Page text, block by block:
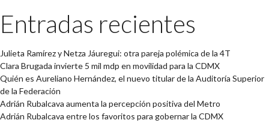
Entradas recientes
Julieta Ramírez y Netza Jáuregui: otra pareja polémica de la 4T
Clara Brugada invierte 5 mil mdp en movilidad para la CDMX
Quién es Aureliano Hernández, el nuevo titular de la Auditoría Superior
de la Federación
Adrián Rubalcava aumenta la percepción positiva del Metro
Adrián Rubalcava entre los favoritos para gobernar la CDMX